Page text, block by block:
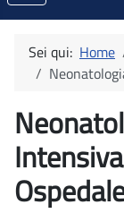
Sei qui: Home